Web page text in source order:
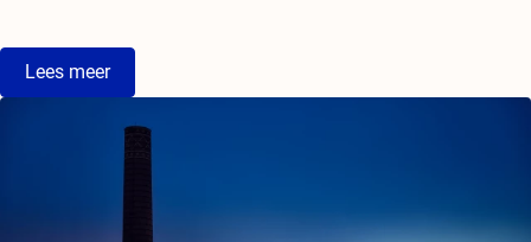
Lees meer